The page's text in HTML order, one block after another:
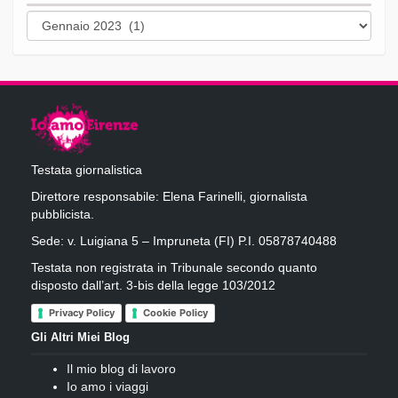
Archivi
Testata giornalistica
Direttore responsabile: Elena Farinelli, giornalista
pubblicista.
Sede: v. Luigiana 5 – Impruneta (FI) P.I. 05878740488
Testata non registrata in Tribunale secondo quanto
disposto dall’art. 3-bis della legge 103/2012
Privacy Policy Cookie Policy
Gli Altri Miei Blog
Il mio blog di lavoro
Io amo i viaggi